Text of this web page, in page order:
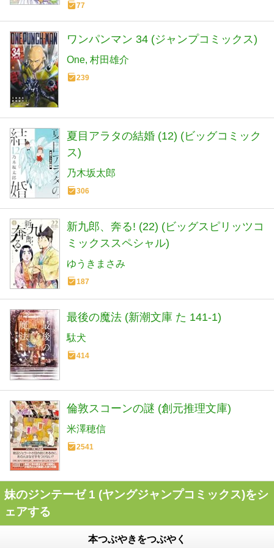
77
ワンパンマン 34 (ジャンプコミックス)
One 村田雄介
239
夏目アラタの結婚 (12) (ビッグコミック
ス)
乃木坂太郎
306
新九郎、奔る! (22) (ビッグスピリッツコ
ミックススペシャル)
ゆうきまさみ
187
最後の魔法 (新潮文庫 た 141-1)
駄犬
414
倫敦スコーンの謎 (創元推理文庫)
米澤穂信
2541
妹のジンテーゼ 1 (ヤングジャンプコミックス)をシ
ェアする
本つぶやきをつぶやく